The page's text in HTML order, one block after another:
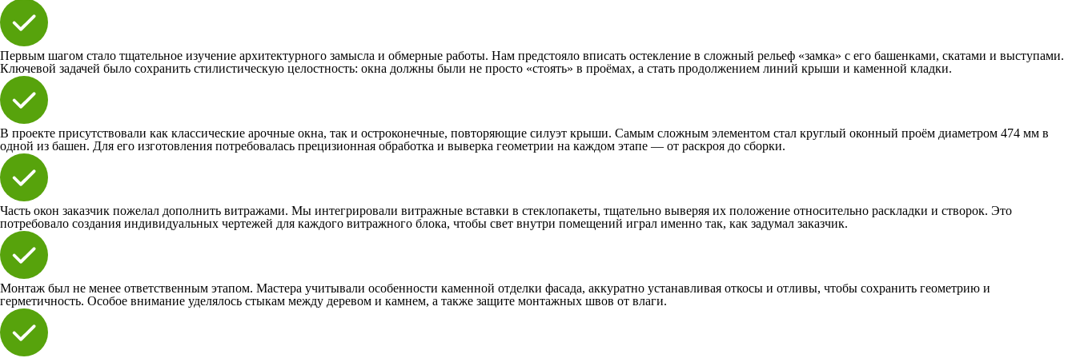
Первым шагом стало тщательное изучение архитектурного замысла и обмерные работы. Нам предстояло вписать остекление в сложный рельеф «замка» с его башенками, скатами и выступами.
Ключевой задачей было сохранить стилистическую целостность: окна должны были не просто «стоять» в проёмах, а стать продолжением линий крыши и каменной кладки.
В проекте присутствовали как классические арочные окна, так и остроконечные, повторяющие силуэт крыши. Самым сложным элементом стал круглый оконный проём диаметром 474 мм в
одной из башен. Для его изготовления потребовалась прецизионная обработка и выверка геометрии на каждом этапе — от раскроя до сборки.
Часть окон заказчик пожелал дополнить витражами. Мы интегрировали витражные вставки в стеклопакеты, тщательно выверяя их положение относительно раскладки и створок. Это
потребовало создания индивидуальных чертежей для каждого витражного блока, чтобы свет внутри помещений играл именно так, как задумал заказчик.
Монтаж был не менее ответственным этапом. Мастера учитывали особенности каменной отделки фасада, аккуратно устанавливая откосы и отливы, чтобы сохранить геометрию и
герметичность. Особое внимание уделялось стыкам между деревом и камнем, а также защите монтажных швов от влаги.